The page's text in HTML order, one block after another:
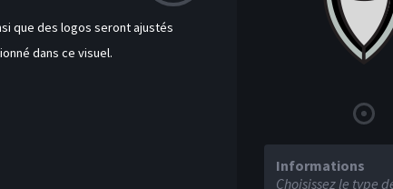
que des logos seront ajustés
dans ce visuel.
Informations
Choisissez le type